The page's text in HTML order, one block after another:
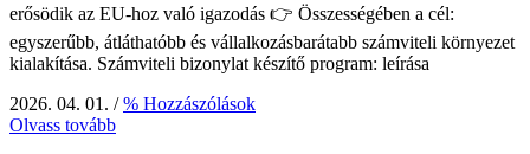
erősödik az EU-hoz való igazodás 👉 Összességében a cél:
egyszerűbb, átláthatóbb és vállalkozásbarátabb számviteli környezet
kialakítása. Számviteli bizonylat készítő program: leírása
2026. 04. 01. / % Hozzászólások
Olvass tovább